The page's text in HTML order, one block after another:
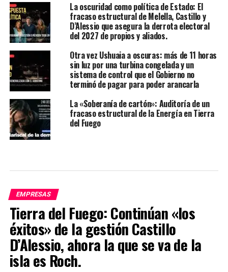
La oscuridad como política de Estado: El
fracaso estructural de Melella, Castillo y
D’Alessio que asegura la derrota electoral
del 2027 de propios y aliados.
Otra vez Ushuaia a oscuras: más de 11 horas
sin luz por una turbina congelada y un
sistema de control que el Gobierno no
terminó de pagar para poder arancarla
La «Soberanía de cartón»: Auditoría de un
fracaso estructural de la Energía en Tierra
del Fuego
EMPRESAS
Tierra del Fuego: Continúan «los
éxitos» de la gestión Castillo
D’Alessio, ahora la que se va de la
isla es Roch.